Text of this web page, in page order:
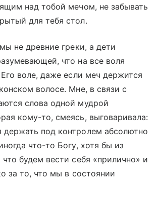
над тобой мечом, не забывать
для тебя стол.
не древние греки, а дети
что на все воля
воле, даже если меч держится
волосе. Мне, в связи с
слова одной мудрой
кому-то, смеясь, выговаривала:
под контролем абсолютно
что-то Богу, хотя бы из
что будем вести себя «прилично» и
за то, что мы в состоянии